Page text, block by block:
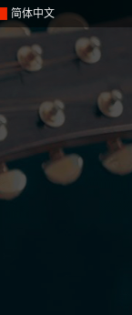
简体中文